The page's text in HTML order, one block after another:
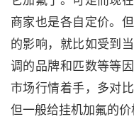
商家也是各自定价。
的影响，就比如受到
调的品牌和匹数等等
市场行情着手，多对
但一般给挂机加氟的